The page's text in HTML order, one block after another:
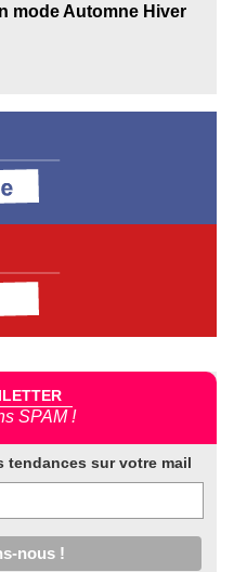
mode Automne Hiver
SPAM !
tendances sur votre mail